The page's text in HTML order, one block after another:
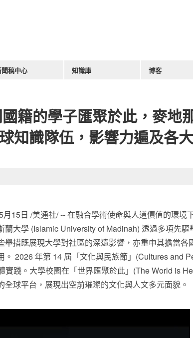
籍的學子匯聚於此，麥地
知識隊伍，影響力遍及各
月15日 /美通社/ -- 在融合學術使命與人道價值的環境
大學 (Islamic University of Madinah) 透過多項先驅
舉措既展現大學對社區的深遠影響，亦重申其擔當各
。 2026 年第 14 屆「文化與民族節」(Cultures and
實踐。大學校園在「世界匯聚於此」(The World is
全球平台，展現出空前璀璨的文化與人文多元面貌。
稿中心 知識庫 博客